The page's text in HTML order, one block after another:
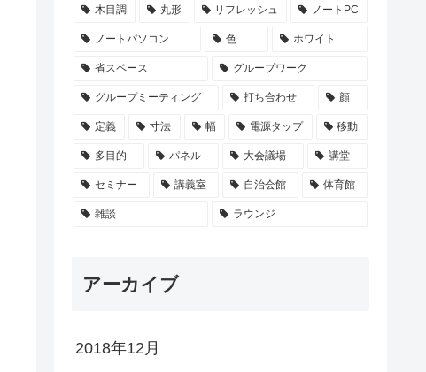
木目調 丸形 リフレッシュ ノートPC
ノートパソコン 色 ホワイト
省スペース グループワーク
グループミーティング 打ち合わせ 顔
定義 寸法 幅 電源タップ 移動
多目的 パネル 大会議場 講堂
セミナー 講義室 自治会館 体育館
雑談 ラウンジ
アーカイブ
2018年12月